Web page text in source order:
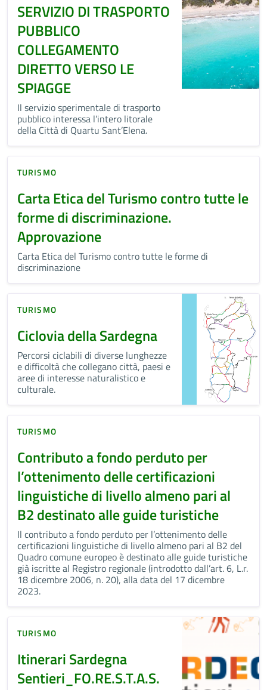
SERVIZIO DI TRASPORTO
PUBBLICO
COLLEGAMENTO
DIRETTO VERSO LE
SPIAGGE
Il servizio sperimentale di trasporto
pubblico interessa l’intero litorale
della Città di Quartu Sant’Elena.
TURISMO
Carta Etica del Turismo contro tutte le
forme di discriminazione.
Approvazione
Carta Etica del Turismo contro tutte le forme di
discriminazione
TURISMO
Ciclovia della Sardegna
Percorsi ciclabili di diverse lunghezze
e difficoltà che collegano città, paesi e
aree di interesse naturalistico e
culturale.
TURISMO
Contributo a fondo perduto per
l’ottenimento delle certificazioni
linguistiche di livello almeno pari al
B2 destinato alle guide turistiche
Il contributo a fondo perduto per l’ottenimento delle
certificazioni linguistiche di livello almeno pari al B2 del
Quadro comune europeo è destinato alle guide turistiche
già iscritte al Registro regionale (introdotto dall’art. 6, L.r.
18 dicembre 2006, n. 20), alla data del 17 dicembre
2023.
TURISMO
Itinerari Sardegna
Sentieri_FO.RE.S.T.A.S.